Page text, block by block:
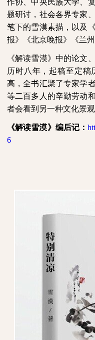
作协、中央民族大学、
题研讨，社会各界专家
笔下的雪漠素描，以及
报》《北京晚报》《兰
《解读雪漠》中的论文
历时八年，起稿至定稿
高，全书汇聚了专家学
等二百多人的辛勤劳动
者会看到另一种文化景观
《解读雪漠》编后记：
6